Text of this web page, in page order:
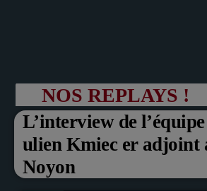
NOS REPLAYS !
L’interview de
ulien Kmiec er adjoint
Noyon